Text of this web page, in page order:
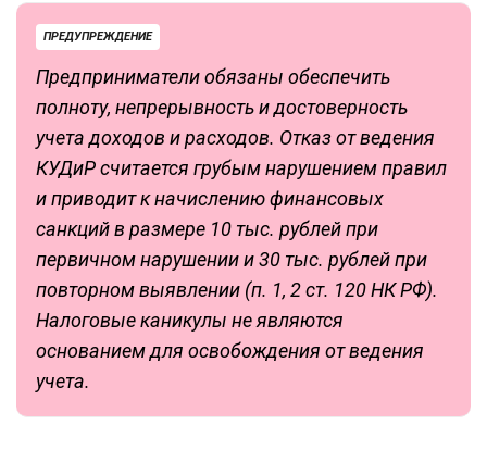
ПРЕДУПРЕЖДЕНИЕ
Предприниматели обязаны обеспечить
полноту, непрерывность и достоверность
учета доходов и расходов. Отказ от ведения
КУДиР считается грубым нарушением правил
и приводит к начислению финансовых
санкций в размере 10 тыс. рублей при
первичном нарушении и 30 тыс. рублей при
повторном выявлении (п. 1, 2 ст. 120 НК РФ).
Налоговые каникулы не являются
основанием для освобождения от ведения
учета.